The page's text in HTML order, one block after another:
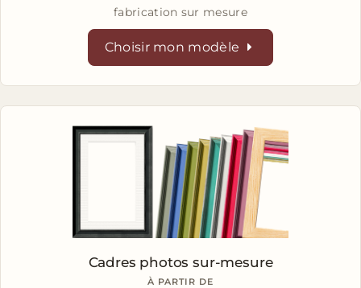
fabrication sur mesure
Choisir mon modèle
Cadres photos sur-mesure
À PARTIR DE